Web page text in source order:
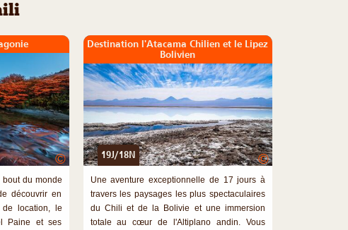
©
bout du monde
découvrir en
location, le
Paine et ses
Destination l'Atacama Chilien et le Lipez
Bolivien
19J/18N ©
Une aventure exceptionnelle de 17 jours à
travers les paysages les plus spectaculaires
du Chili et de la Bolivie et une immersion
totale au cœur de l'Altiplano andin. Vous